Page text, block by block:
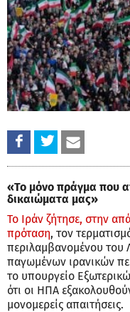
«Το μόνο πράγμα που
δικαιώματα μας»
Το Ιράν ζήτησε, στην
πρόταση, τον
περιλαμβανομένου του
παγωμένων ιρανικών
το υπουργείο
ότι οι ΗΠΑ
μονομερείς απαιτήσεις.